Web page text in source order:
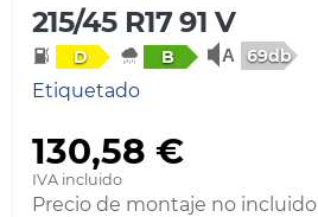
215/45 R17 91 V
D B 69db
Etiquetado
130,58 €
IVA incluido
Precio de montaje no incluido